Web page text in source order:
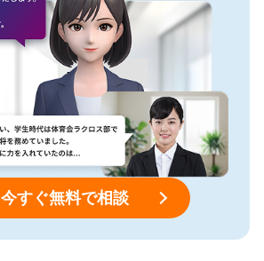
今すぐ無料で相談